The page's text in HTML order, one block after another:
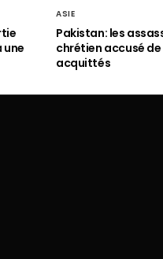
une
ASIE
Pakistan: les
chrétien accusé
acquittés